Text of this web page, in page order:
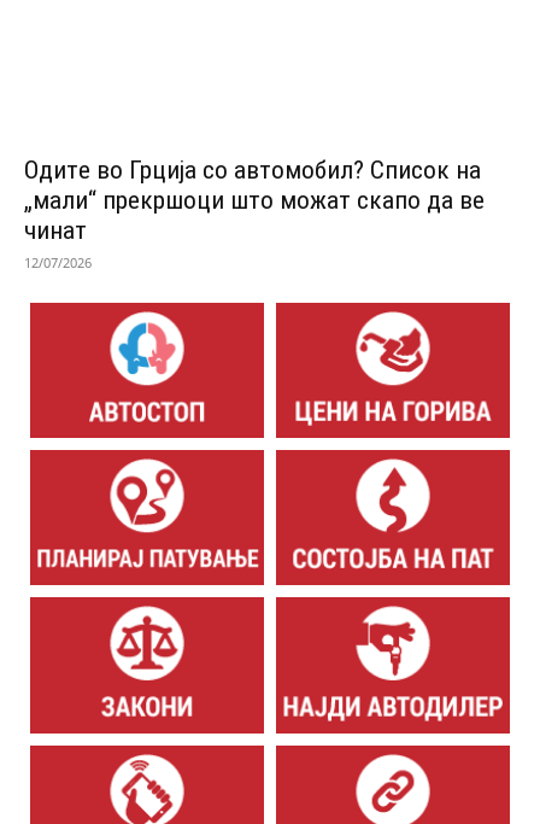
Одитe во Грција со автомобил? Список на
„мали“ прекршоци што можат скапо да ве
чинат
12/07/2026